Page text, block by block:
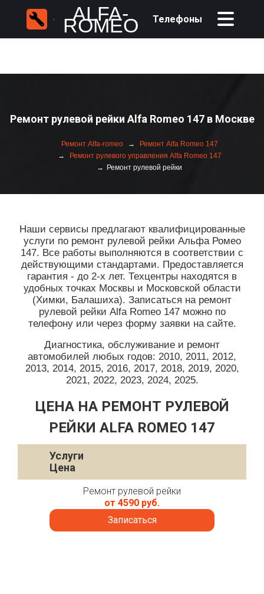
ALFA-
ROMEO Телефоны
Ремонт рулевой рейки Alfa Romeo 147 в Москве
Ремонт Alfa-romeo
Ремонт Alfa Romeo 147
Ремонт рулевого управления Alfa Romeo 147
Ремонт рулевой рейки
Наши сервисы предлагают квалифицированные
услуги по ремонт рулевой рейки Альфа Ромео
147. Все работы выполняются в соответствии с
действующими стандартами. Предоставляется
гарантия - до 2-х лет. Техцентры находятся в
удобных точках Москвы и Московской области
(Химки, Балашиха). Записаться на ремонт
рулевой рейки Alfa Romeo 147 можно по
телефону или через форму заявки на сайте.
Диагностика, обслуживание и ремонт
автомобилей любых годов: 2010, 2011, 2012,
2013, 2014, 2015, 2016, 2017, 2018, 2019, 2020,
2021, 2022, 2023, 2024, 2025.
ЦЕНА НА РЕМОНТ РУЛЕВОЙ
РЕЙКИ ALFA ROMEO 147
Услуги
Цена
Ремонт рулевой рейки
от 4590 руб.
Записаться